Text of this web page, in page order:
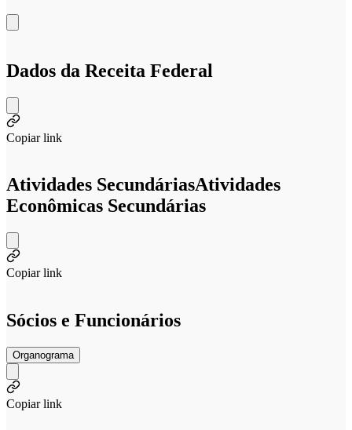
Dados da Receita Federal
Copiar link
Atividades SecundáriasAtividades
Econômicas Secundárias
Copiar link
Sócios e Funcionários
Organograma
Copiar link